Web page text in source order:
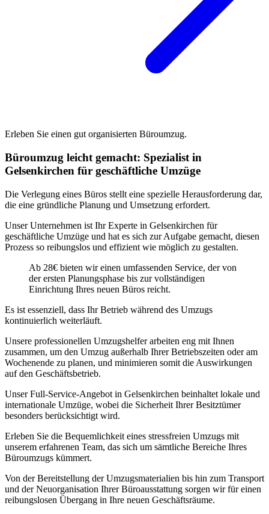
Erleben Sie einen gut organisierten Büroumzug.
Büroumzug leicht gemacht: Spezialist in
Gelsenkirchen für geschäftliche Umzüge
Die Verlegung eines Büros stellt eine spezielle Herausforderung dar,
die eine gründliche Planung und Umsetzung erfordert.
Unser Unternehmen ist Ihr Experte in Gelsenkirchen für
geschäftliche Umzüge und hat es sich zur Aufgabe gemacht, diesen
Prozess so reibungslos und effizient wie möglich zu gestalten.
Ab 28€ bieten wir einen umfassenden Service, der von
der ersten Planungsphase bis zur vollständigen
Einrichtung Ihres neuen Büros reicht.
Es ist essenziell, dass Ihr Betrieb während des Umzugs
kontinuierlich weiterläuft.
Unsere professionellen Umzugshelfer arbeiten eng mit Ihnen
zusammen, um den Umzug außerhalb Ihrer Betriebszeiten oder am
Wochenende zu planen, und minimieren somit die Auswirkungen
auf den Geschäftsbetrieb.
Unser Full-Service-Angebot in Gelsenkirchen beinhaltet lokale und
internationale Umzüge, wobei die Sicherheit Ihrer Besitztümer
besonders berücksichtigt wird.
Erleben Sie die Bequemlichkeit eines stressfreien Umzugs mit
unserem erfahrenen Team, das sich um sämtliche Bereiche Ihres
Büroumzugs kümmert.
Von der Bereitstellung der Umzugsmaterialien bis hin zum Transport
und der Neuorganisation Ihrer Büroausstattung sorgen wir für einen
reibungslosen Übergang in Ihre neuen Geschäftsräume.